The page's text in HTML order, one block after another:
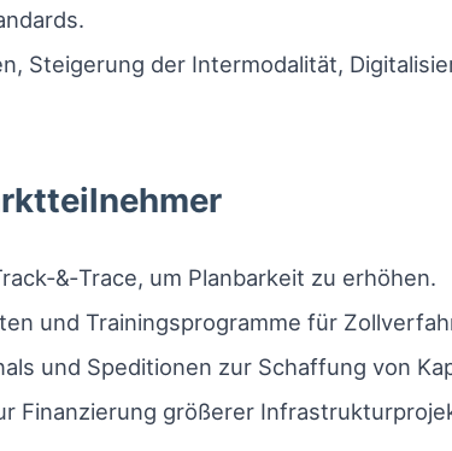
Steigerung der Intermodalität,
um Planbarkeit zu erhöhen.
und Trainingsprogramme für
und Speditionen zur Schaffung von
Finanzierung größerer